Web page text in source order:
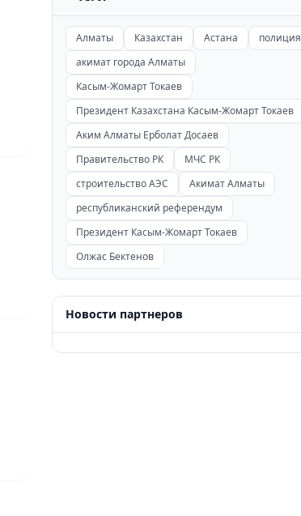
Алматы Казахстан Астана
полиция
акимат города Алматы
Касым-Жомарт Токаев
Президент Казахстана Касым-Жомарт Токаев
Аким Алматы Ерболат Досаев
Правительство РК
МЧС РК
строительство АЭС
Акимат Алматы
республиканский референдум
Президент Касым-Жомарт Токаев
Олжас Бектенов
Новости партнеров